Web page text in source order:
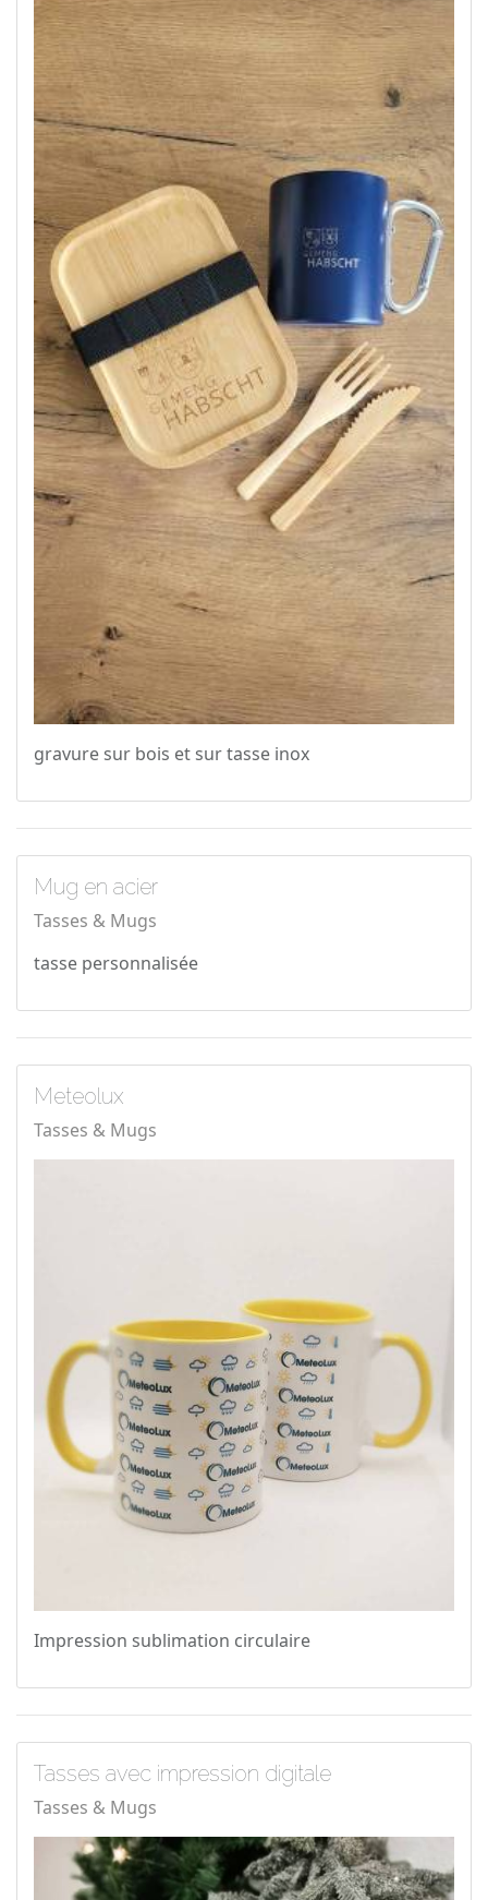
gravure sur bois et sur tasse inox
Mug en acier
Tasses & Mugs
tasse personnalisée
Meteolux
Tasses & Mugs
Impression sublimation circulaire
Tasses avec impression digitale
Tasses & Mugs